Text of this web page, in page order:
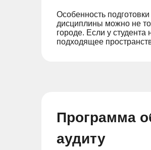
Особенность
дисциплины можно не
городе. Если у студента
подходящее
Программа
аудиту